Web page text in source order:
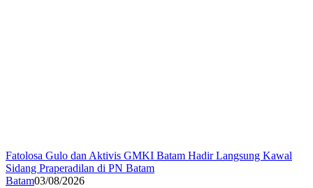
Fatolosa Gulo dan Aktivis GMKI Batam Hadir Langsung Kawal
Sidang Praperadilan di PN Batam
Batam03/08/2026